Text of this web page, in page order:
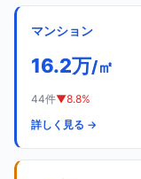
マンション
16.2万/㎡
44件▼8.8%
詳しく見る →